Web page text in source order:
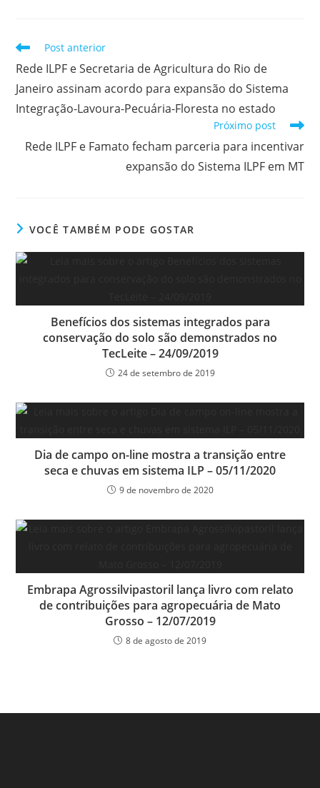
Post anterior
Rede ILPF e Secretaria de Agricultura do Rio de
Janeiro assinam acordo para expansão do Sistema
Integração-Lavoura-Pecuária-Floresta no estado
Próximo post
Rede ILPF e Famato fecham parceria para incentivar
expansão do Sistema ILPF em MT
VOCÊ TAMBÉM PODE GOSTAR
Benefícios dos sistemas integrados para
conservação do solo são demonstrados no
TecLeite – 24/09/2019
24 de setembro de 2019
Dia de campo on-line mostra a transição entre
seca e chuvas em sistema ILP – 05/11/2020
9 de novembro de 2020
Embrapa Agrossilvipastoril lança livro com relato
de contribuições para agropecuária de Mato
Grosso – 12/07/2019
8 de agosto de 2019